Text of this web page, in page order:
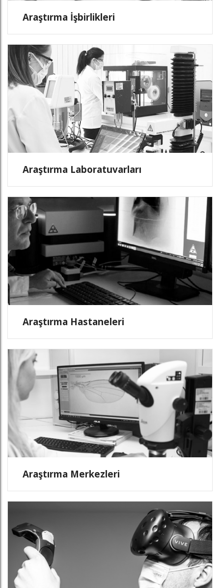
Araştırma İşbirlikleri
Araştırma Laboratuvarları
Araştırma Hastaneleri
Araştırma Merkezleri